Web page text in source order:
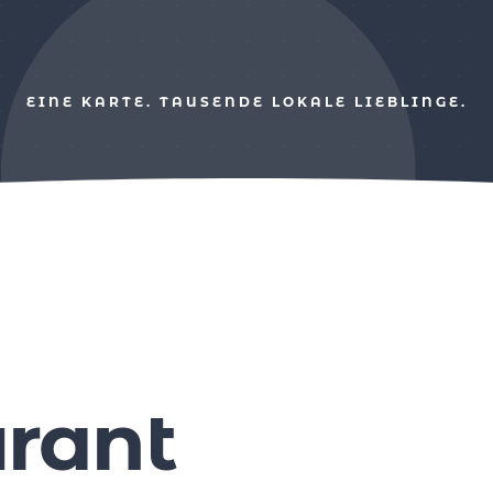
EINE KARTE. TAUSENDE LOKALE LIEBLINGE.
Erlebnis & Kultur